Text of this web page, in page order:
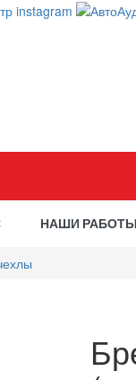
НАШИ РАБОТЫ